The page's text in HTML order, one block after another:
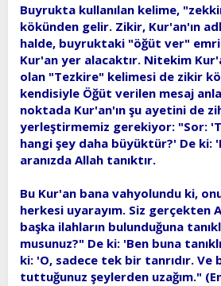
Buyrukta kullanılan kelime,
kökünden gelir. Zikir, Kur'an'ın
halde, buyruktaki "öğüt ver"
Kur'an yer alacaktır. Nitekim
olan "Tezkire" kelimesi de zikir
kendisiyle Öğüt verilen mesaj
noktada Kur'an'ın şu ayetini de
yerleştirmemiz gerekiyor: "Sor:
hangi şey daha büyüktür?' De ki:
aranızda Allah tanıktır.
Bu Kur'an bana vahyolundu ki,
herkesi uyarayım. Siz gerçekten
başka ilahların bulunduğuna
musunuz?" De ki: 'Ben buna
ki: 'O, sadece tek bir tanrıdır. Ve
tuttuğunuz şeylerden uzağım."